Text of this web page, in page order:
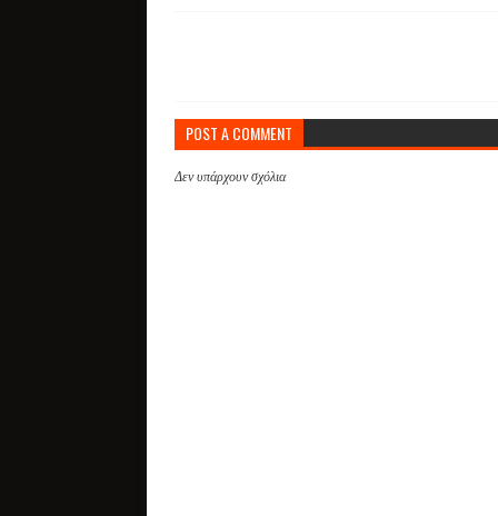
POST A COMMENT
Δεν υπάρχουν σχόλια